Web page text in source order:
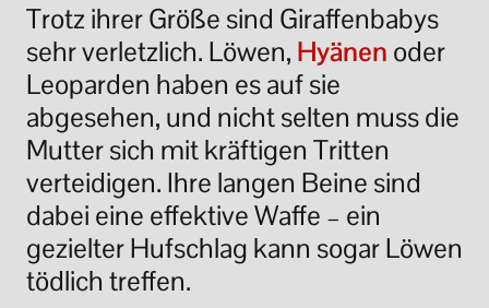
Trotz ihrer Größe sind Giraffenbabys
sehr verletzlich. Löwen, Hyänen oder
Leoparden haben es auf sie
abgesehen, und nicht selten muss die
Mutter sich mit kräftigen Tritten
verteidigen. Ihre langen Beine sind
dabei eine effektive Waffe – ein
gezielter Hufschlag kann sogar Löwen
tödlich treffen.